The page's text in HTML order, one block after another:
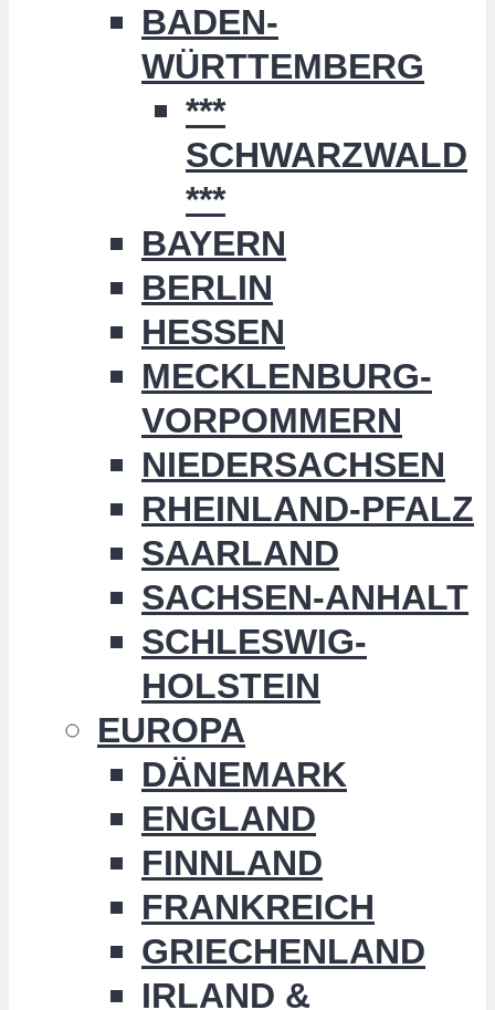
BADEN-
WÜRTTEMBERG
***
SCHWARZWALD
***
BAYERN
BERLIN
HESSEN
MECKLENBURG-
VORPOMMERN
NIEDERSACHSEN
RHEINLAND-PFALZ
SAARLAND
SACHSEN-ANHALT
SCHLESWIG-
HOLSTEIN
EUROPA
DÄNEMARK
ENGLAND
FINNLAND
FRANKREICH
GRIECHENLAND
IRLAND &